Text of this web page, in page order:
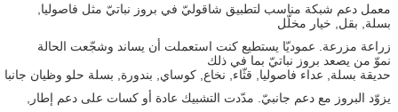
مناسب لتطبيق شاقوليّ في بروز نباتيّ مثل فاصوليا,
خيار مخلّل
عموديّا يستطيع كنت استعملت أن يساند وشجّعت الحالة
بروز نباتيّ بما في ذلك
عداء فاصوليا, قثّاء, نخاع, كوساي, بندورة, بسلة حلو وظيان جانبا
مع دعم جانبيّ. مدّدت التشبيك عادة أو كسات على دعم إطار,